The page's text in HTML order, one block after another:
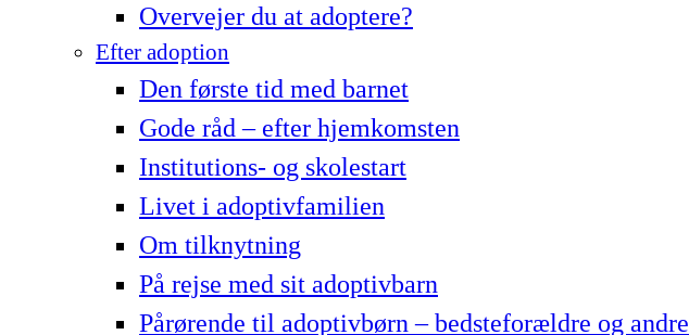
Overvejer du at adoptere?
Efter adoption
Den første tid med barnet
Gode råd – efter hjemkomsten
Institutions- og skolestart
Livet i adoptivfamilien
Om tilknytning
På rejse med sit adoptivbarn
Pårørende til adoptivbørn – bedsteforældre og andre